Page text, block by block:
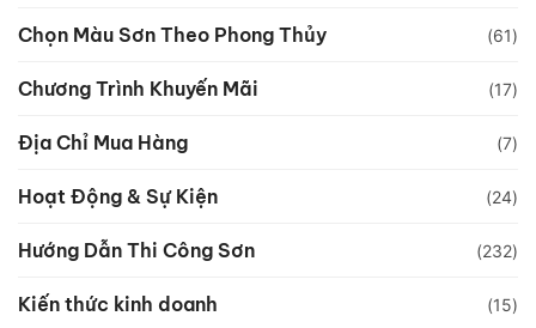
Chọn Màu Sơn Theo Phong Thủy (61)
Chương Trình Khuyến Mãi (17)
Địa Chỉ Mua Hàng (7)
Hoạt Động & Sự Kiện (24)
Hướng Dẫn Thi Công Sơn (232)
Kiến thức kinh doanh (15)